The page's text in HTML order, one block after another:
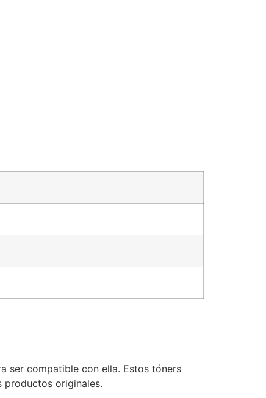
ser compatible con ella. Estos tóners
productos originales.